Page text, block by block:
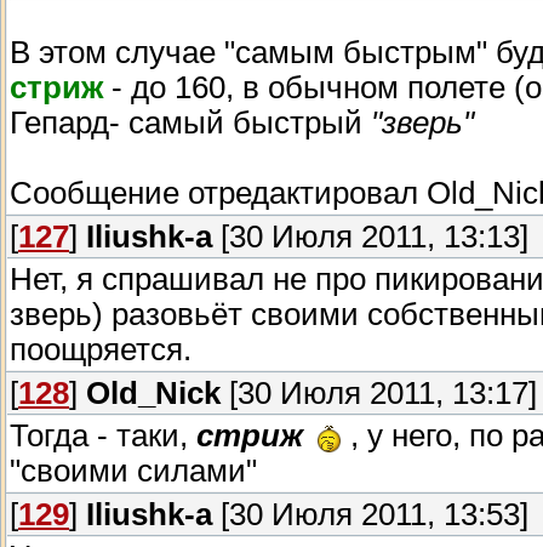
В этом случае "самым быстрым"
стриж- до 160, в обычном полете
Гепард- самый быстрый "зверь"
Сообщение отредактировал
[127] Iliushk-a[30 Июля 2011, 13:13]
Нет, я спрашивал не про
зверь) разовьёт своими
поощряется.
[128] Old_Nick [30 Июля 2011, 13:17]
Тогда - таки, стриж
, у него, по
"своими силами"
[129] Iliushk-a[30 Июля 2011, 13:53]